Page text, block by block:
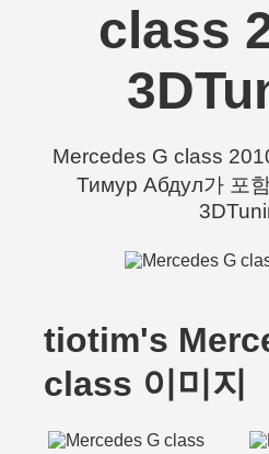
class
Mercedes G class
Тимур Абдул가 포함
tiotim's
class 이미지